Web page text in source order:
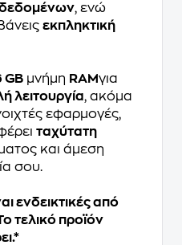
δεδομένων, ενώ
εκπληκτική
GB μνήμη RAMγια
λειτουργία, ακόμα
εφαρμογές,
ταχύτατη
και άμεση
σου.
ενδεικτικές από
τελικό προϊόν